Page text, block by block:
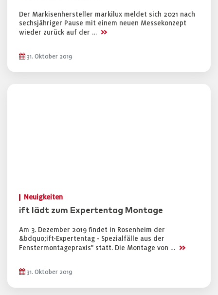
Der Markisenhersteller markilux meldet sich 2021 nach
sechsjähriger Pause mit einem neuen Messekonzept
wieder zurück auf der … >>
31. Oktober 2019
Neuigkeiten
ift lädt zum Expertentag Montage
Am 3. Dezember 2019 findet in Rosenheim der
&bdquo;ift-Expertentag - Spezialfälle aus der
Fenstermontagepraxis" statt. Die Montage von … >>
31. Oktober 2019